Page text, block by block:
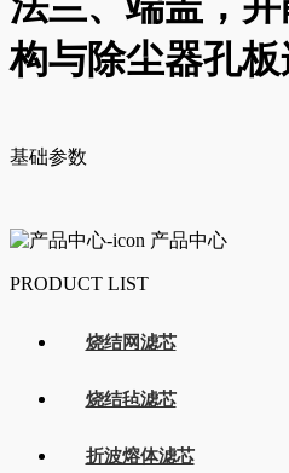
构与除尘器孔板
基础参数
产品中心
PRODUCT LIST
烧结网滤芯
烧结毡滤芯
折波熔体滤芯